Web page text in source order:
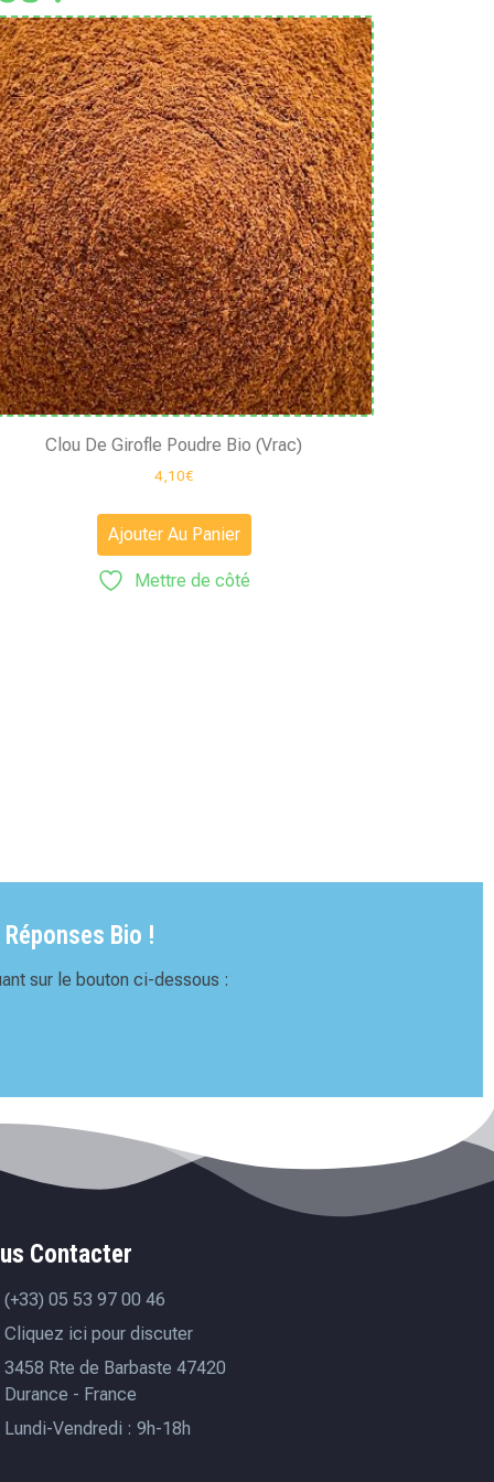
Clou De Girofle Poudre Bio (Vrac)
4,10€
Ajouter Au Panier
Mettre de côté
Bio !
sur le bouton ci-dessous :
Contacter
(+33) 05 53 97 00 46
Cliquez ici pour discuter
3458 Rte de Barbaste 47420
Durance - France
Lundi-Vendredi : 9h-18h